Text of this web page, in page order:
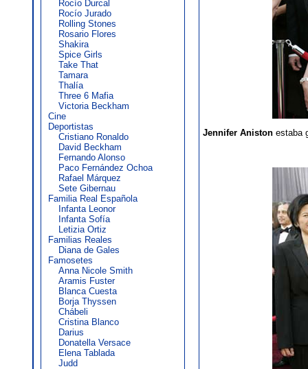
Rocío Durcal
Rocío Jurado
Rolling Stones
Rosario Flores
Shakira
Spice Girls
Take That
Tamara
Thalía
Three 6 Mafia
Victoria Beckham
Cine
Deportistas
Cristiano Ronaldo
David Beckham
Fernando Alonso
Paco Fernández Ochoa
Rafael Márquez
Sete Gibernau
Familia Real Española
Infanta Leonor
Infanta Sofía
Letizia Ortiz
Familias Reales
Diana de Gales
Famosetes
Anna Nicole Smith
Aramis Fuster
Blanca Cuesta
Borja Thyssen
Chábeli
Cristina Blanco
Darius
Donatella Versace
Elena Tablada
Judd
Jennifer Aniston estaba